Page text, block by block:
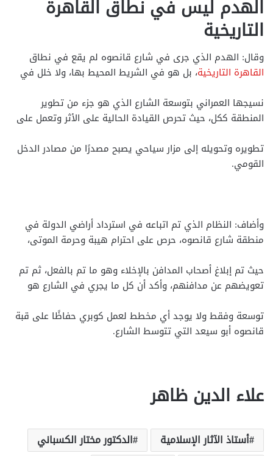
الهدم ليس في نطاق القاهرة
التاريخية
وقال: الهدم الذي جرى في شارع قانصوه لم يقع في نطاق
القاهرة التاريخية، بل هو في الشريط المحيط بها، ولا خلل في
نسيجها العمراني بتوسعة الشارع الذي هو جزء من تطوير
المنطقة ككل، حيث تحرص القيادة الحالية على الأثر وتعمل على
تطويره وتحويله إلى مزار سياحي يصبح مصدرًا من مصادر الدخل
القومي.
وأضاف: النظام الذي تم اتباعه في استرداد أراضي الدولة في
منطقة شارع قانصوه، حرص على احترام هيبة وحرمة الموتى،
حيث تم إبلاغ أصحاب المدافن بالإخلاء وهو ما تم بالفعل، ثم تم
تعويضهم عن مدافنهم، وأكد أن كل ما يجري في الشارع هو
توسعة وفقط ولا يوجد أي مخطط لعمل كوبري حفاظًا على قبة
قانصوه أبو سيعد التي تتوسط الشارع.
علاء الدين ظاهر
أستاذ الآثار الإسلامية
الدكتور مختار الكسباني